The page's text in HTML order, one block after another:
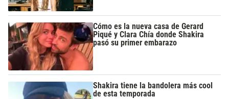
Cómo es la nueva casa de Gerard
Piqué y Clara Chía donde Shakira
pasó su primer embarazo
Shakira tiene la bandolera más cool
de esta temporada